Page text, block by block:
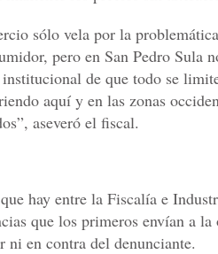
sólo vela por la
pero en San Pedro Sula
de que todo se
aquí y en las zonas
aseveró el fiscal.
hay entre la Fiscalía e
que los primeros envían a
ni en contra del denunciante.